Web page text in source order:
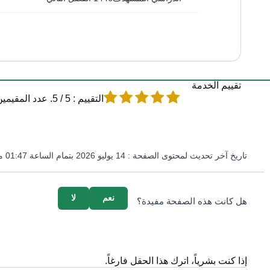
تقييم الخدمة
التقييم : 5 / 5. عدد المقيمين :
تاريخ آخر تحديث لمحتوى الصفحة : 14 يوليو 2026 بتمام الساعة 01:47 مساءً
هل كانت هذه الصفحة مفيدة؟ لا نعم
إذا كنت بشرياً، اترك هذا الحقل فارغاً.